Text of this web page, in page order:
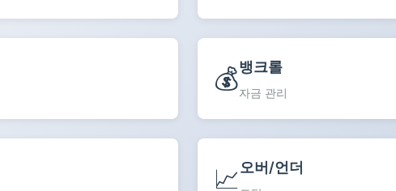
💰뱅크롤
자금 관리
📈오버/언더